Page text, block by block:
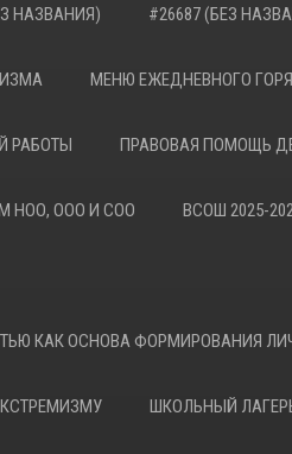
НАЗВАНИЯ) #26687 (БЕЗ
МЕНЮ ЕЖЕДНЕВНОГО
РАБОТЫ ПРАВОВАЯ ПОМОЩЬ
НОО, ООО И СОО ВСОШ 2025-
КАК ОСНОВА ФОРМИРОВАНИЯ
ШКОЛЬНЫЙ